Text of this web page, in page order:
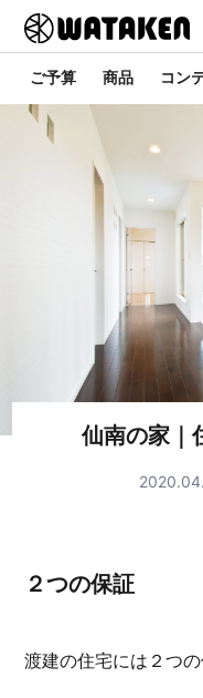
ご予算 商品 コン
仙南の家｜
２つの保証
渡建の住宅には２つの